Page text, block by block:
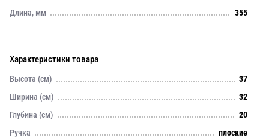
Длина, мм
355
Характеристики товара
Высота (см)
37
Ширина (см)
32
Глубина (см)
20
Ручка
плоские